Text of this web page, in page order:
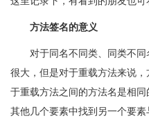
方法签名的意义
对于同名不同类、同类不
很大，但是对于重载方法来说
于重载方法之间的方法名是相
其他几个要素中找到另一个要